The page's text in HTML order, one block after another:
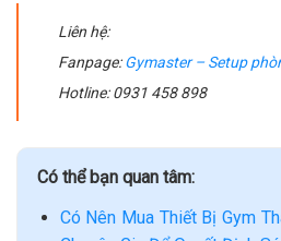
Liên hệ:
Fanpage:Gymaster – Setup
Hotline: 0931 458 898
Có thể bạn quan tâm:
Có Nên Mua Thiết Bị Gym